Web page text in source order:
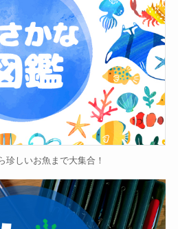
珍しいお魚まで大集合！